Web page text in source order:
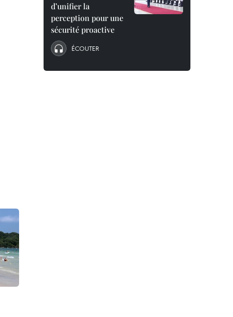
d’unifier la
perception pour une
sécurité proactive
ÉCOUTER